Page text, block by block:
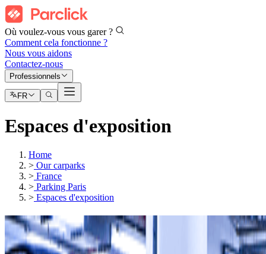
Où voulez-vous vous garer ?
Comment cela fonctionne ?
Nous vous aidons
Contactez-nous
Professionnels
FR
Espaces d'exposition
Home
> Our carparks
> France
> Parking Paris
> Espaces d'exposition
ParkingsParc des expos Paris Le Bourget